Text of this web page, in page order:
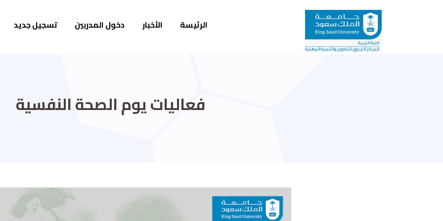
الرئيسة الأخبار دخول المدربين تسجيل جديد
فعاليات يوم الصحة النفسية